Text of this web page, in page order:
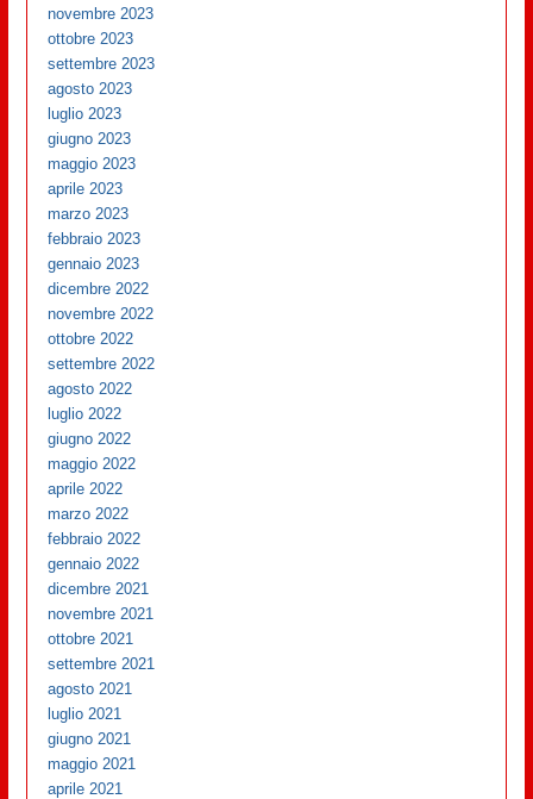
novembre 2023
ottobre 2023
settembre 2023
agosto 2023
luglio 2023
giugno 2023
maggio 2023
aprile 2023
marzo 2023
febbraio 2023
gennaio 2023
dicembre 2022
novembre 2022
ottobre 2022
settembre 2022
agosto 2022
luglio 2022
giugno 2022
maggio 2022
aprile 2022
marzo 2022
febbraio 2022
gennaio 2022
dicembre 2021
novembre 2021
ottobre 2021
settembre 2021
agosto 2021
luglio 2021
giugno 2021
maggio 2021
aprile 2021